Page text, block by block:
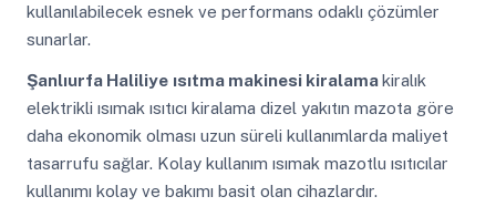
kullanılabilecek esnek ve performans odaklı çözümler
sunarlar.
Şanlıurfa Haliliye ısıtma makinesi kiralama kiralık
elektrikli ısımak ısıtıcı kiralama dizel yakıtın mazota göre
daha ekonomik olması uzun süreli kullanımlarda maliyet
tasarrufu sağlar. Kolay kullanım ısımak mazotlu ısıtıcılar
kullanımı kolay ve bakımı basit olan cihazlardır.